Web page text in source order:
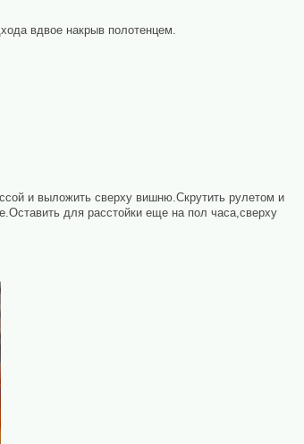
вдвое накрыв полотенцем.
и выложить сверху вишню.Скрутить рулетом и
для расстойки еще на пол часа,сверху